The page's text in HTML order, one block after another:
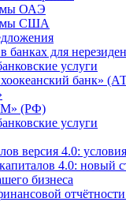
ОАЭ
США
банках для
услуги
банк»
(РФ)
услуги
версия 4.0:
4.0: новый
бизнеса